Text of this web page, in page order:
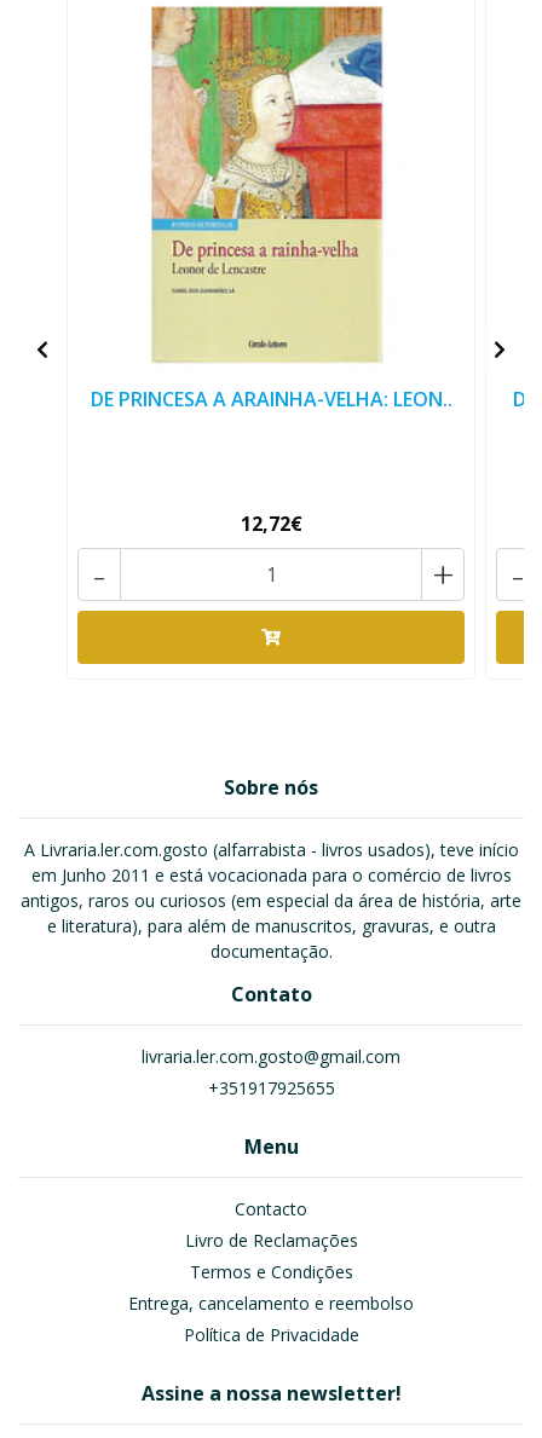
DE PRINCESA A ARAINHA-VELHA: LEON..
12,72€
+
-
D.
-
Sobre nós
A Livraria.ler.com.gosto (alfarrabista - livros usados), teve início
em Junho 2011 e está vocacionada para o comércio de livros
antigos, raros ou curiosos (em especial da área de história, arte
e literatura), para além de manuscritos, gravuras, e outra
documentação.
Contato
livraria.ler.com.gosto@gmail.com
+351917925655
Menu
Contacto
Livro de Reclamações
Termos e Condições
Entrega, cancelamento e reembolso
Política de Privacidade
Assine a nossa newsletter!